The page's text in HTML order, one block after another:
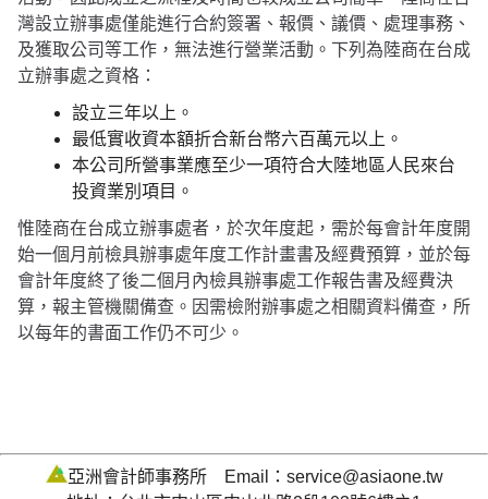
灣設立辦事處僅能進行合約簽署、報價、議價、處理事務、
及獲取公司等工作，無法進行營業活動。下列為陸商在台成
立辦事處之資格：
設立三年以上。
最低實收資本額折合新台幣六百萬元以上。
本公司所營事業應至少一項符合大陸地區人民來台
投資業別項目。
惟陸商在台成立辦事處者，於次年度起，需於每會計年度開
始一個月前檢具辦事處年度工作計畫書及經費預算，並於每
會計年度終了後二個月內檢具辦事處工作報告書及經費決
算，報主管機關備查。因需檢附辦事處之相關資料備查，所
以每年的書面工作仍不可少。
亞洲會計師事務所 Email：service@asiaone.tw